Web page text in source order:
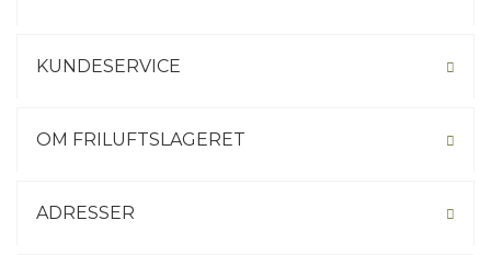
KUNDESERVICE
OM FRILUFTSLAGERET
ADRESSER